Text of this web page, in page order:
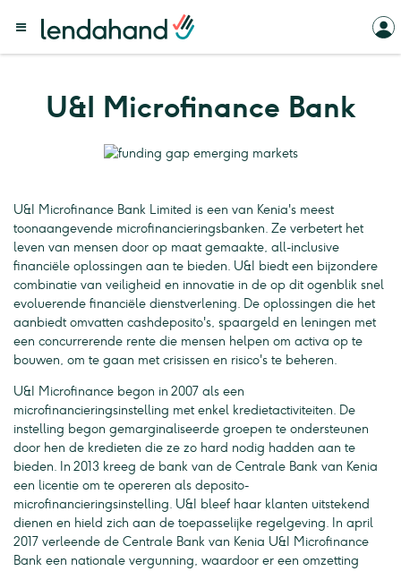
U&I Microfinance Bank
U&I Microfinance Bank Limited is een van Kenia's meest
toonaangevende microfinancieringsbanken. Ze verbetert het
leven van mensen door op maat gemaakte, all-inclusive
financiële oplossingen aan te bieden. U&I biedt een bijzondere
combinatie van veiligheid en innovatie in de op dit ogenblik snel
evoluerende financiële dienstverlening. De oplossingen die het
aanbiedt omvatten cashdeposito's, spaargeld en leningen met
een concurrerende rente die mensen helpen om activa op te
bouwen, om te gaan met crisissen en risico's te beheren.
U&I Microfinance begon in 2007 als een
microfinancieringsinstelling met enkel kredietactiviteiten. De
instelling begon gemarginaliseerde groepen te ondersteunen
door hen de kredieten die ze zo hard nodig hadden aan te
bieden. In 2013 kreeg de bank van de Centrale Bank van Kenia
een licentie om te opereren als deposito-
microfinancieringsinstelling. U&I bleef haar klanten uitstekend
dienen en hield zich aan de toepasselijke regelgeving. In april
2017 verleende de Centrale Bank van Kenia U&I Microfinance
Bank een nationale vergunning, waardoor er een omzetting